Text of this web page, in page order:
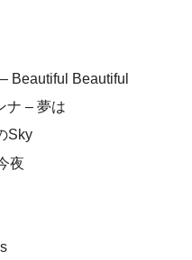
Beautiful Beautiful
ナ – 夢は
Sky
夜